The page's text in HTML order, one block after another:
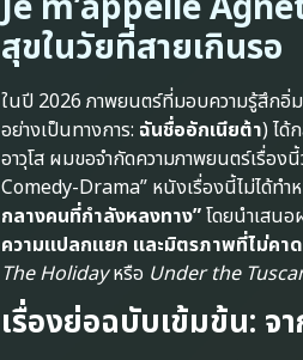
สุขในวัยที่สายเกินรอ
ในปี 2026 ภาพยนตร์ที่มอบความรู้สึกอิ่ม
อย่างเป็นทางการ: ฉันชื่ออักเนียต้า) ได้
อาวุโส ผมขอจำกัดความภาพยนตร์เรื่
Comedy-Drama” หนังเรื่องนี้ไม่ได้ทำ
กลางคนที่กำลังหลงทาง”โดยนำเสนอ
ความแปลกแยก และมิตรภาพที่ไม่คา
The Holidayหรือ Under the
เรื่องย่อฉบับเข้มข้น: จ